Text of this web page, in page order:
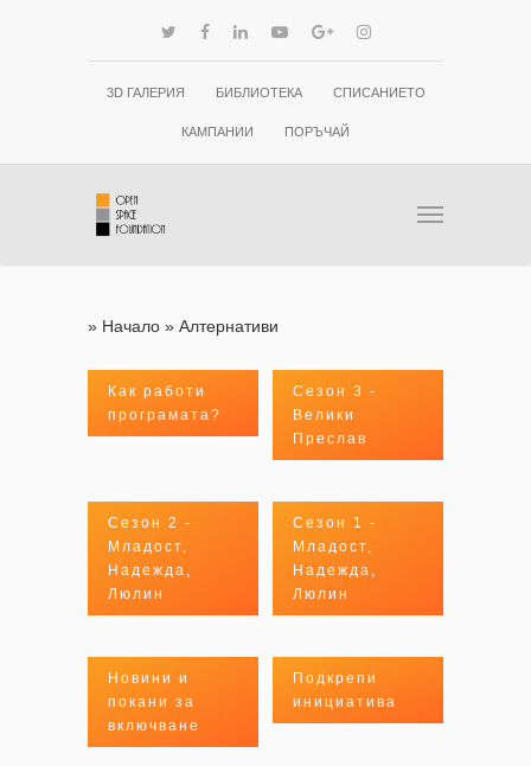
3D ГАЛЕРИЯ БИБЛИОТЕКА СПИСАНИЕТО
КАМПАНИИ ПОРЪЧАЙ
» Начало » Алтернативи
Как работи
програмата?
Сезон 3 -
Велики
Преслав
Сезон 2 -
Младост,
Надежда,
Люлин
Сезон 1 -
Младост,
Надежда,
Люлин
Новини и
покани за
включване
Подкрепи
инициатива